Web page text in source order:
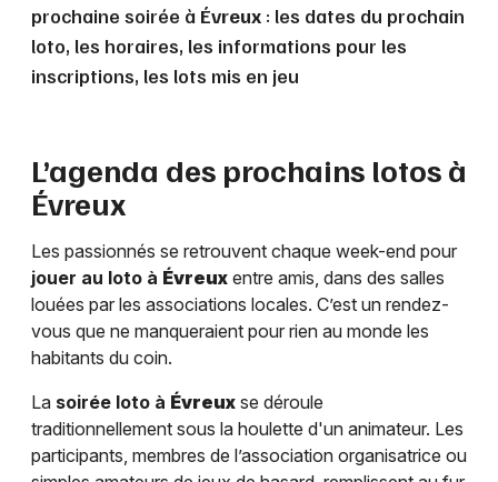
prochaine soirée à Évreux : les dates du prochain
loto, les horaires, les informations pour les
inscriptions, les lots mis en jeu
L’agenda des prochains lotos à
Évreux
Les passionnés se retrouvent chaque week-end pour
jouer au loto à Évreux entre amis, dans des salles
louées par les associations locales. C’est un rendez-
vous que ne manqueraient pour rien au monde les
habitants du coin.
La soirée loto à Évreux se déroule
traditionnellement sous la houlette d'un animateur. Les
participants, membres de l’association organisatrice ou